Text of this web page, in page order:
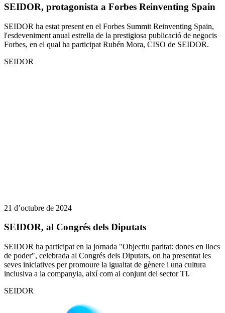
SEIDOR, protagonista a Forbes Reinventing Spain
SEIDOR ha estat present en el Forbes Summit Reinventing Spain,
l'esdeveniment anual estrella de la prestigiosa publicació de negocis
Forbes, en el qual ha participat Rubén Mora, CISO de SEIDOR.
SEIDOR
21 d’octubre de 2024
SEIDOR, al Congrés dels Diputats
SEIDOR ha participat en la jornada "Objectiu paritat: dones en llocs
de poder", celebrada al Congrés dels Diputats, on ha presentat les
seves iniciatives per promoure la igualtat de gènere i una cultura
inclusiva a la companyia, així com al conjunt del sector TI.
SEIDOR